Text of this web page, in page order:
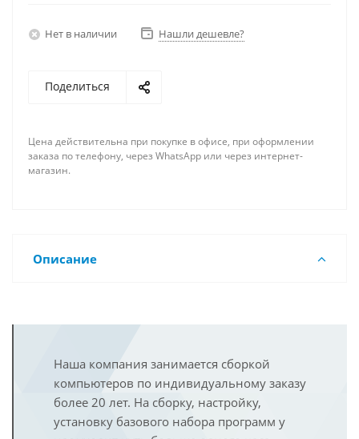
Нет в наличии Нашли дешевле?
Поделиться
Цена действительна при покупке в офисе, при оформлении
заказа по телефону, через WhatsApp или через интернет-
магазин.
Описание
Наша компания занимается сборкой
компьютеров по индивидуальному заказу
более 20 лет. На сборку, настройку,
установку базового набора программ у